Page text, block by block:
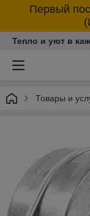
Первый
Тепло и уют в
Товары и